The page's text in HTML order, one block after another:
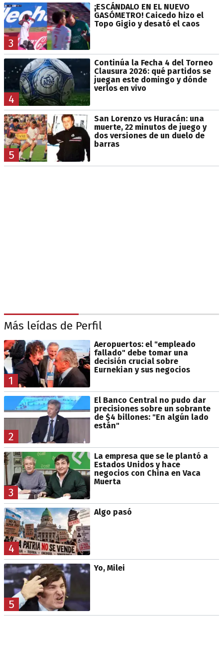
3
¡ESCÁNDALO EN EL NUEVO
GASÓMETRO! Caicedo hizo el
Topo Gigio y desató el caos
4
Continúa la Fecha 4 del Torneo
Clausura 2026: qué partidos se
juegan este domingo y dónde
verlos en vivo
5
San Lorenzo vs Huracán: una
muerte, 22 minutos de juego y
dos versiones de un duelo de
barras
Más leídas de Perfil
1
Aeropuertos: el "empleado
fallado" debe tomar una
decisión crucial sobre
Eurnekian y sus negocios
2
El Banco Central no pudo dar
precisiones sobre un sobrante
de $4 billones: "En algún lado
están"
3
La empresa que se le plantó a
Estados Unidos y hace
negocios con China en Vaca
Muerta
4
Algo pasó
5
Yo, Milei